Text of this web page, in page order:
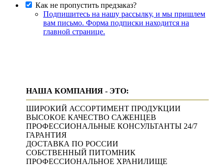
Как не пропустить предзаказ?
Подпишитесь на нашу рассылку, и мы пришлем
вам письмо. Форма подписки находится на
главной странице.
НАША КОМПАНИЯ - ЭТО:
ШИРОКИЙ АССОРТИМЕНТ ПРОДУКЦИИ
ВЫСОКОЕ КАЧЕСТВО САЖЕНЦЕВ
ПРОФЕССИОНАЛЬНЫЕ КОНСУЛЬТАНТЫ 24/7
ГАРАНТИЯ
ДОСТАВКА ПО РОССИИ
СОБСТВЕННЫЙ ПИТОМНИК
ПРОФЕССИОНАЛЬНОЕ ХРАНИЛИЩЕ